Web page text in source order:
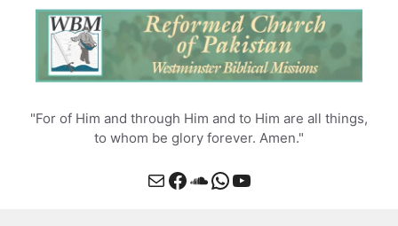
"For of Him and through Him and to Him are all things,
to whom be glory forever. Amen."
MailFacebook
SoundCloud
WhatsApp
YouTube